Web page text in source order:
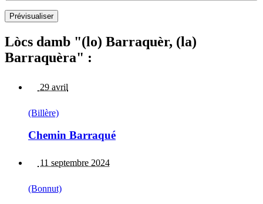
Lòcs damb "(lo) Barraquèr, (la)
Barraquèra" :
29 avril
(Billère)
Chemin Barraqué
11 septembre 2024
(Bonnut)